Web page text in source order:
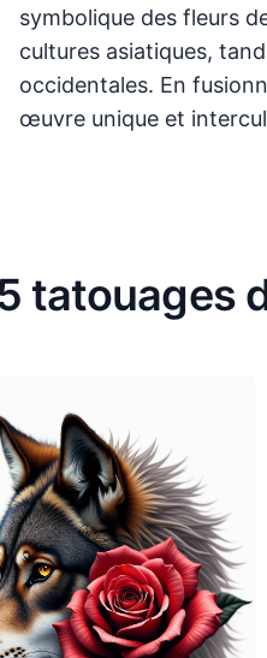
symbolique des fleurs
cultures asiatiques,
occidentales. En
œuvre unique et
tatouages